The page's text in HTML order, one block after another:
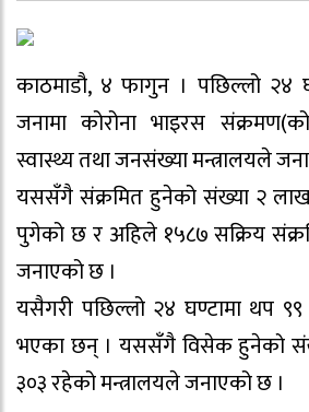
काठमाडौ, ४ फागुन । पछिल्लो २४
जनामा कोरोना भाइरस
स्वास्थ्य तथा जनसंख्या मन्त्रालयले
यससँगै संक्रमित हुनेको संख्या २
पुगेको छ र अहिले १५८७ सक्रिय
जनाएको छ ।
यसैगरी पछिल्लो २४ घण्टामा थप
भएका छन् । यससँगै विसेक हुनेको
३०३ रहेको मन्त्रालयले जनाएको छ ।